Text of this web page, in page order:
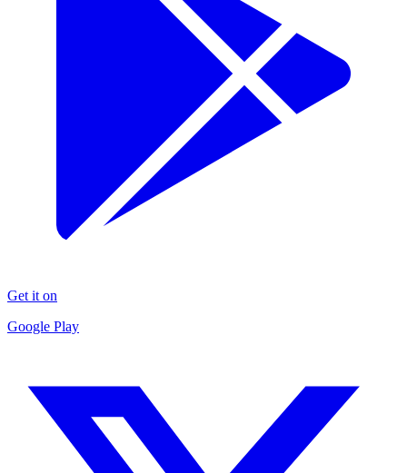
Get it on
Google Play